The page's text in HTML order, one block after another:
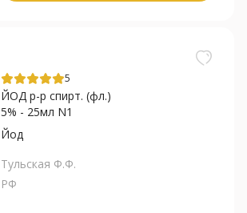
5
ЙОД р-р спирт. (фл.)
5% - 25мл N1
Йод
Тульская Ф.Ф.
РФ